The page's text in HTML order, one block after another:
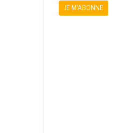
JE M'ABONNE